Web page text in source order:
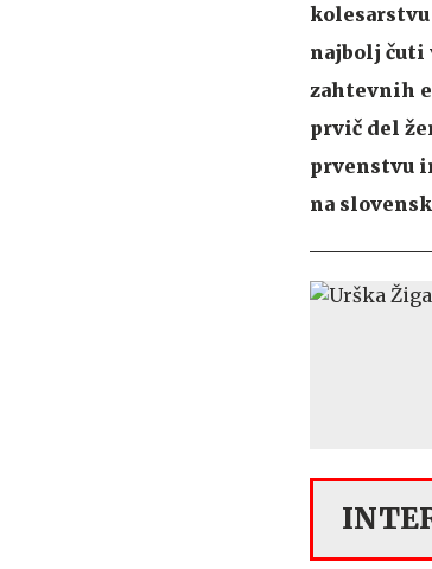
najbolj čuti
zahtevnih
prvič del
prvenstvu
na